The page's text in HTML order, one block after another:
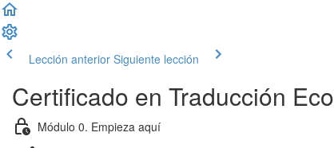
Lección anterior Siguiente lección
Certificado en Traducción
Módulo 0. Empieza aquí